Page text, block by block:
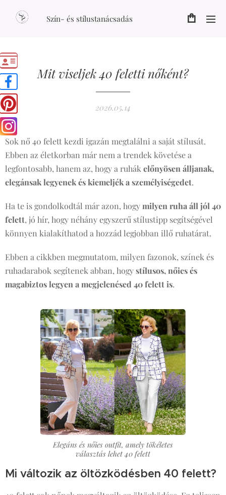
Szín- és stílustanácsadás
Mit viseljek 40 feletti nőként?
2026.05.14
Sok nő 40 felett kezdi igazán megtalálni a saját stílusát.
Ebben az életkorban már nem a trendek követése a
legfontosabb, hanem az, hogy a ruhák előnyösen álljanak,
elegánsak legyenek és kiemeljék a személyiségedet.
Ha te is gondolkodtál már azon, hogymilyen ruha áll jól 40
felett, jó hír, hogy néhány egyszerű stílustipp segítségével
könnyen kialakíthatod a hozzád legjobban illő ruhatárat.
Ebben a cikkben megmutatom, milyen fazonok, színek és
ruhadarabok segítenek abban, hogystílusos, nőies és
magabiztos legyen a megjelenésed 40 felett is.
Elegáns és nőies outfit, amely tökéletes
választás lehet 40 felett
Mi változik az öltözködésben 40 felett?